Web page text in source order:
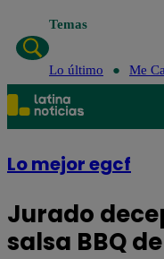
Temas
Lo último Me
Lo mejor egcf
Jurado
salsa BBQ